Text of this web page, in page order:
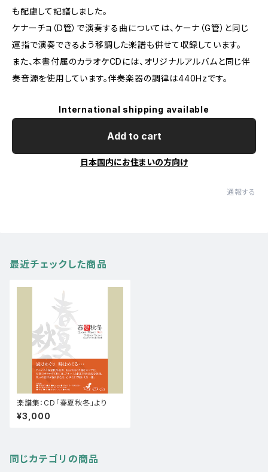
も配慮して記譜しました。
ケナーチョ（D管）で演奏する曲については、ケーナ（G管）と同じ
運指で演奏できるよう移調した楽譜も併せて収録しています。
また、本書付属のカラオケCDには、オリジナルアルバムと同じ伴
奏音源を使用しています。伴奏楽器の調律は440Hzです。
International shipping available
Add to cart
日本国内にお住まいの方向け
通報する
最近チェックした商品
楽譜集：CD「春夏秋冬」より
¥3,000
同じカテゴリの商品